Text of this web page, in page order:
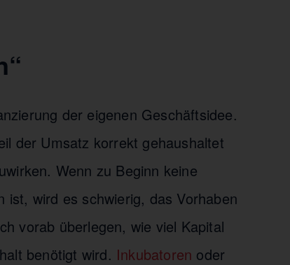
der eigenen Geschäftsidee.
der Umsatz korrekt gehaushaltet
Wenn zu Beginn keine
ist, wird es schwierig, das Vorhaben
vorab überlegen, wie viel Kapital
benötigt wird. Inkubatoren oder